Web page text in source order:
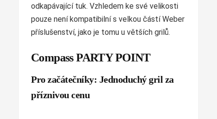
odkapávající tuk. Vzhledem ke své velikosti
pouze není kompatibilní s velkou částí Weber
příslušenství, jako je tomu u větších grilů.
Compass PARTY POINT
Pro začátečníky: Jednoduchý gril za
příznivou cenu